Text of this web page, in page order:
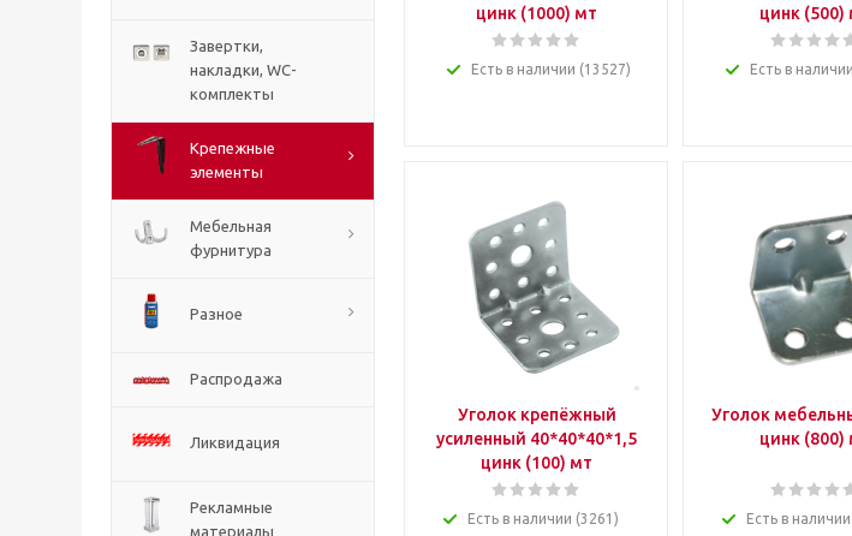
Завертки,
накладки, WC-
комплекты
Крепежные
элементы
Мебельная
фурнитура
Разное
Распродажа
Ликвидация
Рекламные
материалы
цинк (1000) мт
Есть в наличии (13527)
цинк (500)
Есть в
Уголок крепёжный
усиленный 40*40*40*1,5
цинк (100) мт
Есть в наличии (3261)
Уголок
цинк (800)
Есть в